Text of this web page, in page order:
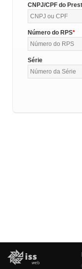
CNPJ/CPF do
Número do RPS
Série